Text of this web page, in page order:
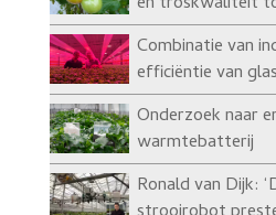
Combinatie van
efficiëntie van
Onderzoek naar
warmtebatterij
Ronald van Dijk: